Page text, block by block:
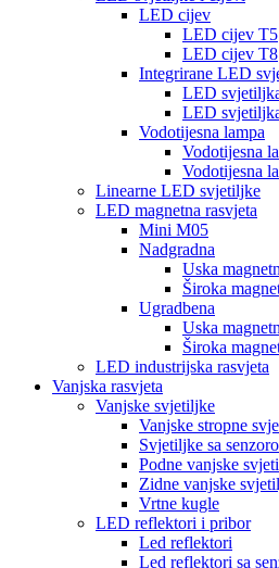
LED cijev
LED cijev T5
LED cijev T8
Integrirane LED
LED
LED
Vodotijesna lampa
Vodotijesna
Vodotijesna
Linearne LED svjetiljke
LED magnetna rasvjeta
Mini M05
Nadgradna
Uska
Široka
Ugradbena
Uska
Široka
LED industrijska rasvjeta
Vanjska rasvjeta
Vanjske svjetiljke
Vanjske stropne
Svjetiljke sa
Podne vanjske
Zidne vanjske
Vrtne kugle
LED reflektori i pribor
Led reflektori
Led reflektori sa